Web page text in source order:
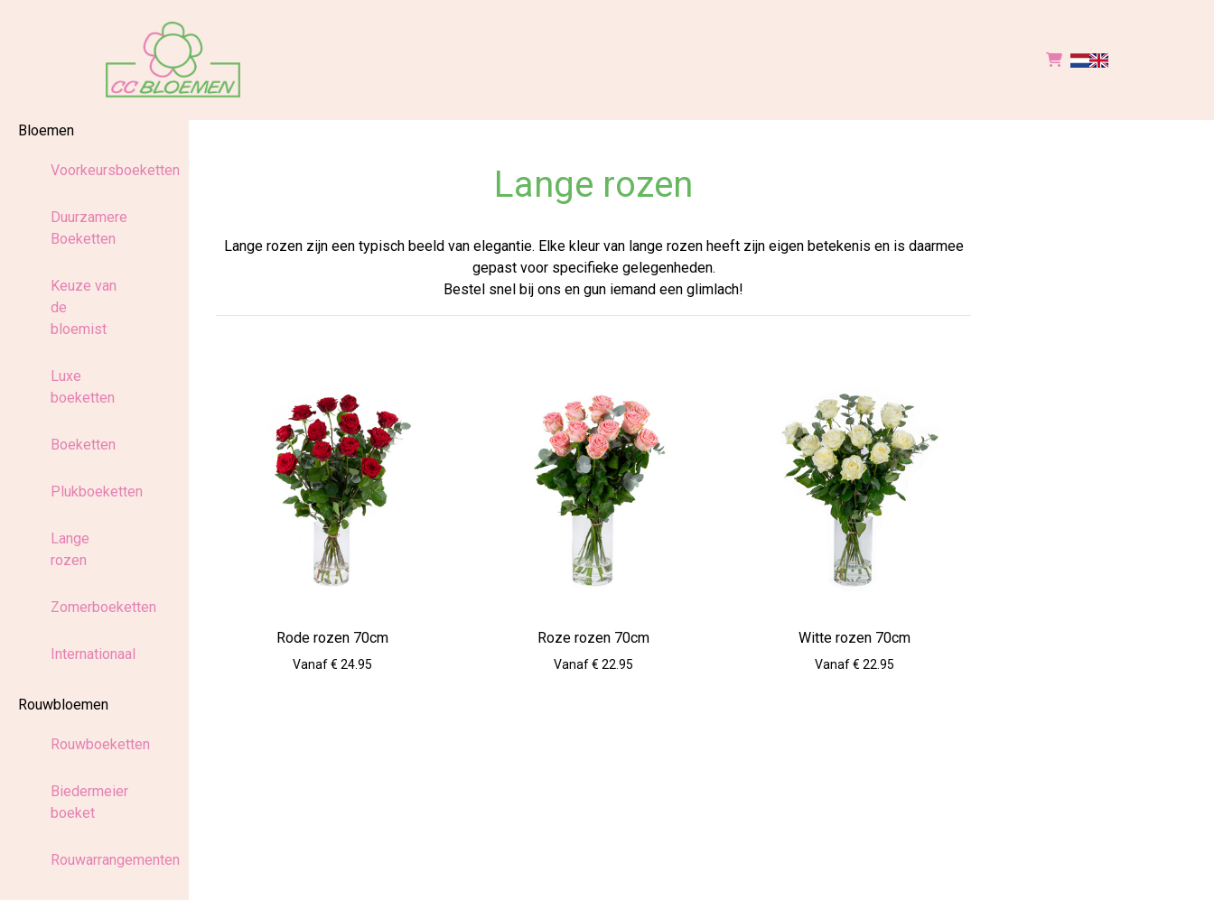
Bloemen
Voorkeursboeketten
Duurzamere
Boeketten
Keuze van
de
bloemist
Luxe
boeketten
Boeketten
Plukboeketten
Lange
rozen
Zomerboeketten
Internationaal
Rouwbloemen
Rouwboeketten
Biedermeier
boeket
Rouwarrangementen
Lange rozen
Lange rozen zijn een typisch beeld van elegantie. Elke kleur van lange rozen heeft zijn eigen betekenis en is daarmee
gepast voor specifieke gelegenheden.
Bestel snel bij ons en gun iemand een glimlach!
Rode rozen 70cm
Vanaf € 24.95
Roze rozen 70cm
Vanaf € 22.95
Witte rozen 70cm
Vanaf € 22.95